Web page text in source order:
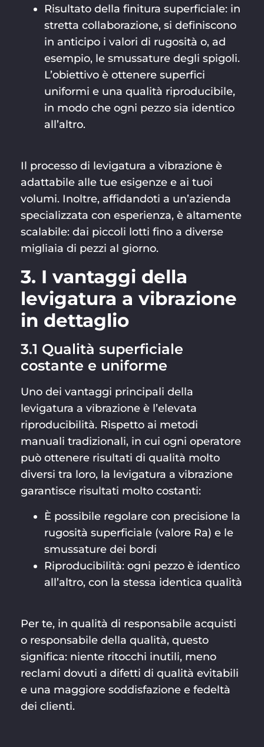
Risultato della finitura superficiale: in
stretta collaborazione, si definiscono
in anticipo i valori di rugosità o, ad
esempio, le smussature degli spigoli.
L’obiettivo è ottenere superfici
uniformi e una qualità riproducibile,
in modo che ogni pezzo sia identico
all’altro.
Il processo di levigatura a vibrazione è
adattabile alle tue esigenze e ai tuoi
volumi. Inoltre, affidandoti a un’azienda
specializzata con esperienza, è altamente
scalabile: dai piccoli lotti fino a diverse
migliaia di pezzi al giorno.
3. I vantaggi della
levigatura a vibrazione
in dettaglio
3.1 Qualità superficiale
costante e uniforme
Uno dei vantaggi principali della
levigatura a vibrazione è l’elevata
riproducibilità. Rispetto ai metodi
manuali tradizionali, in cui ogni operatore
può ottenere risultati di qualità molto
diversi tra loro, la levigatura a vibrazione
garantisce risultati molto costanti:
È possibile regolare con precisione la
rugosità superficiale (valore Ra) e le
smussature dei bordi
Riproducibilità: ogni pezzo è identico
all’altro, con la stessa identica qualità
Per te, in qualità di responsabile acquisti
o responsabile della qualità, questo
significa: niente ritocchi inutili, meno
reclami dovuti a difetti di qualità evitabili
e una maggiore soddisfazione e fedeltà
dei clienti.